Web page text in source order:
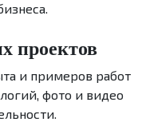
проектов
и примеров работ
фото и видео